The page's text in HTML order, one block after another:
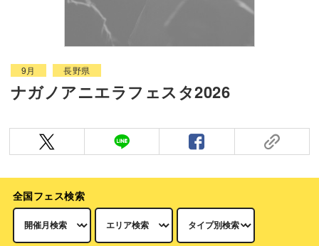
9月 長野県
ナガノアニエラフェスタ2026
全国フェス検索